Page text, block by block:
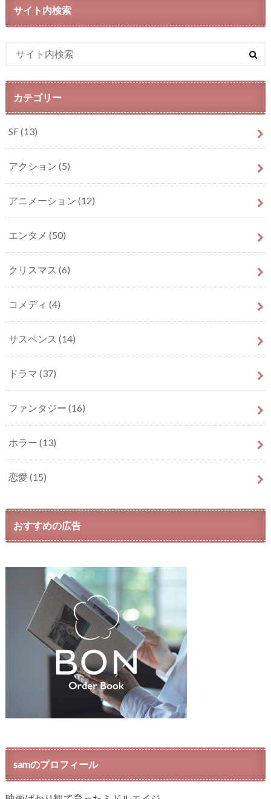
サイト内検索
カテゴリー
SF(13)
アクション (5)
アニメーション (12)
エンタメ (50)
クリスマス (6)
コメディ (4)
サスペンス (14)
ドラマ (37)
ファンタジー (16)
ホラー (13)
恋愛 (15)
おすすめの広告
samのプロフィール